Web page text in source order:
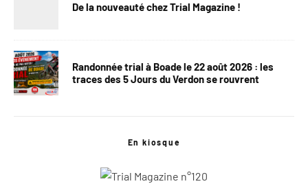
De la nouveauté chez Trial Magazine !
Randonnée trial à Boade le 22 août 2026 : les
traces des 5 Jours du Verdon se rouvrent
En kiosque